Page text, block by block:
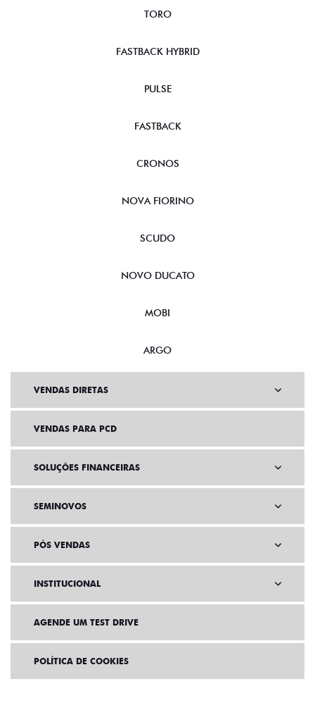
TORO
FASTBACK HYBRID
PULSE
FASTBACK
CRONOS
NOVA FIORINO
SCUDO
NOVO DUCATO
MOBI
ARGO
VENDAS DIRETAS
VENDAS PARA PCD
SOLUÇÕES FINANCEIRAS
SEMINOVOS
PÓS VENDAS
INSTITUCIONAL
AGENDE UM TEST DRIVE
POLÍTICA DE COOKIES